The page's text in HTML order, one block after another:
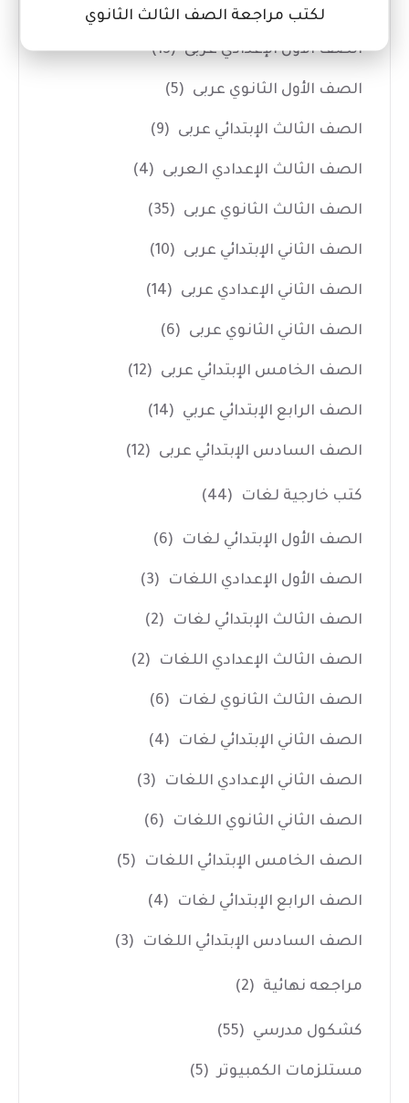
الصف الأول الإبتدائي عربى (12)
الصف الأول الإعدادي عربى (13)
الصف الأول الثانوي عربى (5)
الصف الثالث الإبتدائي عربى (9)
الصف الثالث الإعدادي العربى (4)
الصف الثالث الثانوي عربى (35)
الصف الثاني الإبتدائي عربى (10)
الصف الثاني الإعدادي عربى (14)
الصف الثاني الثانوي عربى (6)
الصف الخامس الإبتدائي عربى (12)
الصف الرابع الإبتدائي عربي (14)
الصف السادس الإبتدائي عربى (12)
كتب خارجية لغات (44)
الصف الأول الإبتدائي لغات (6)
الصف الأول الإعدادي اللغات (3)
الصف الثالث الإبتدائي لغات (2)
الصف الثالث الإعدادي اللغات (2)
الصف الثالث الثانوي لغات (6)
الصف الثاني الإبتدائي لغات (4)
الصف الثاني الإعدادي اللغات (3)
الصف الثاني الثانوي اللغات (6)
الصف الخامس الإبتدائي اللغات (5)
الصف الرابع الإبتدائي لغات (4)
الصف السادس الإبتدائي اللغات (3)
مراجعه نهائية (2)
كشكول مدرسي (55)
مستلزمات الكمبيوتر (5)
لكتب مراجعة الصف الثالث الثانوي